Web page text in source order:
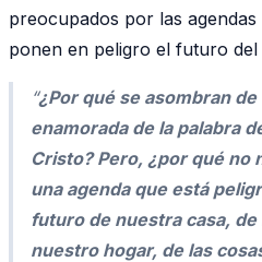
preocupados por las
ponen en peligro el futuro del
“¿Por qué se asombran
enamorada de la palabra
Cristo? Pero, ¿por qué no
una agenda que está
futuro de nuestra casa,
nuestro hogar, de las